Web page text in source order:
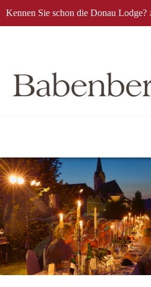
Kennen Sie schon die Donau Lodge?